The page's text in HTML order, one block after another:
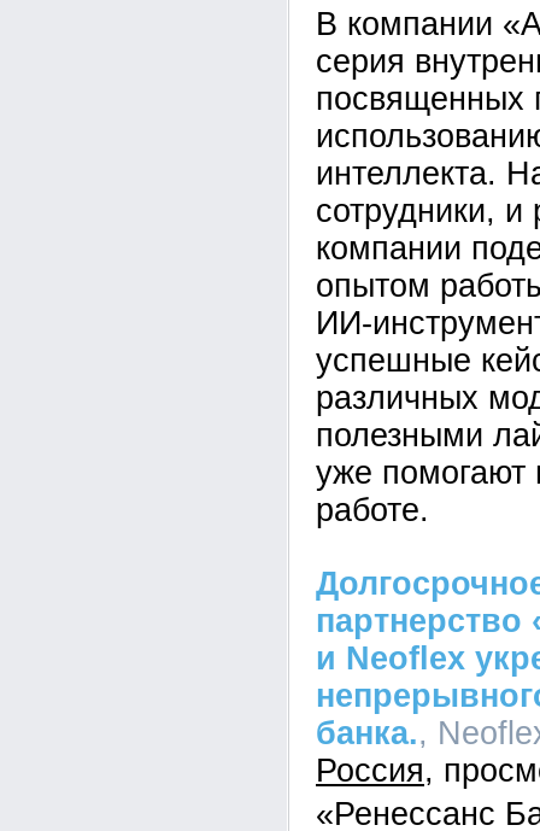
В компании
серия
посвященных
интеллекта.
сотрудники, и
компании
опытом
ИИ-
успешные
различных
полезными
уже помогают
работе.
партнерство
и Neoflex
банка.,
Россия
«Ренессанс